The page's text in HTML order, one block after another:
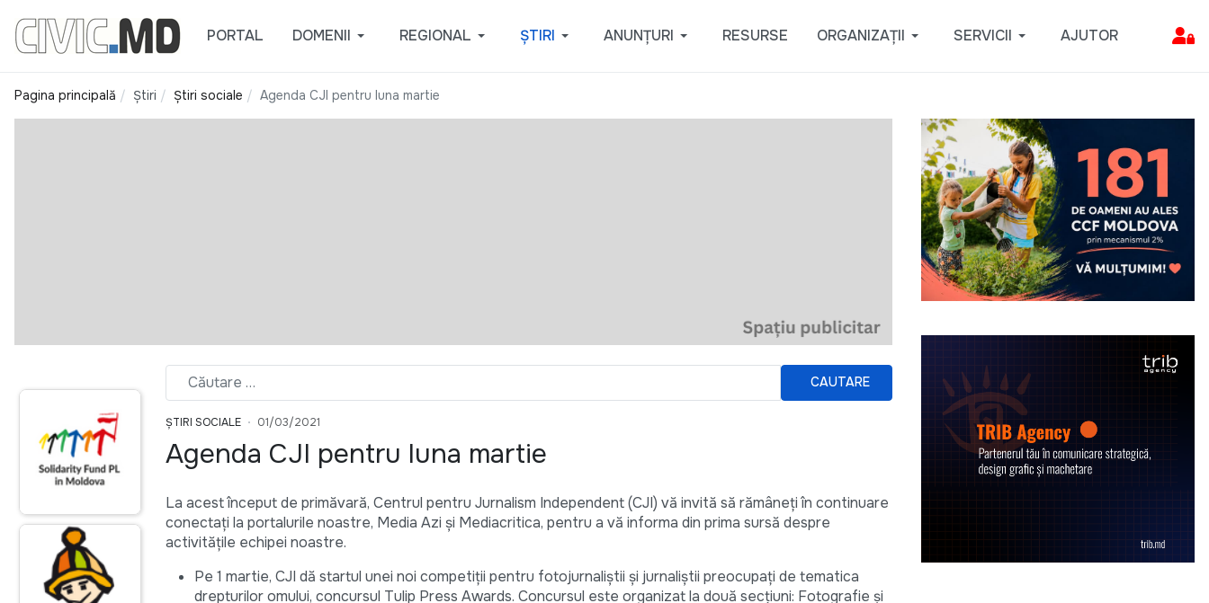
PORTAL DOMENII REGIONAL ȘTIRI ANUNȚURI RESURSE ORGANIZAȚII SERVICII AJUTOR
Pagina principală Știri Știri sociale Agenda CJI pentru luna martie
CAUTARE
ȘTIRI SOCIALE 01/03/2021
Agenda CJI pentru luna martie
La acest început de primăvară, Centrul pentru Jurnalism Independent (CJI) vă invită să rămâneți în continuare
conectați la portalurile noastre, Media Azi și Mediacritica, pentru a vă informa din prima sursă despre
activitățile echipei noastre.
Pe 1 martie, CJI dă startul unei noi competiții pentru fotojurnaliștii și jurnaliștii preocupați de tematica
drepturilor omului, concursul Tulip Press Awards. Concursul este organizat la două secțiuni: Fotografie și